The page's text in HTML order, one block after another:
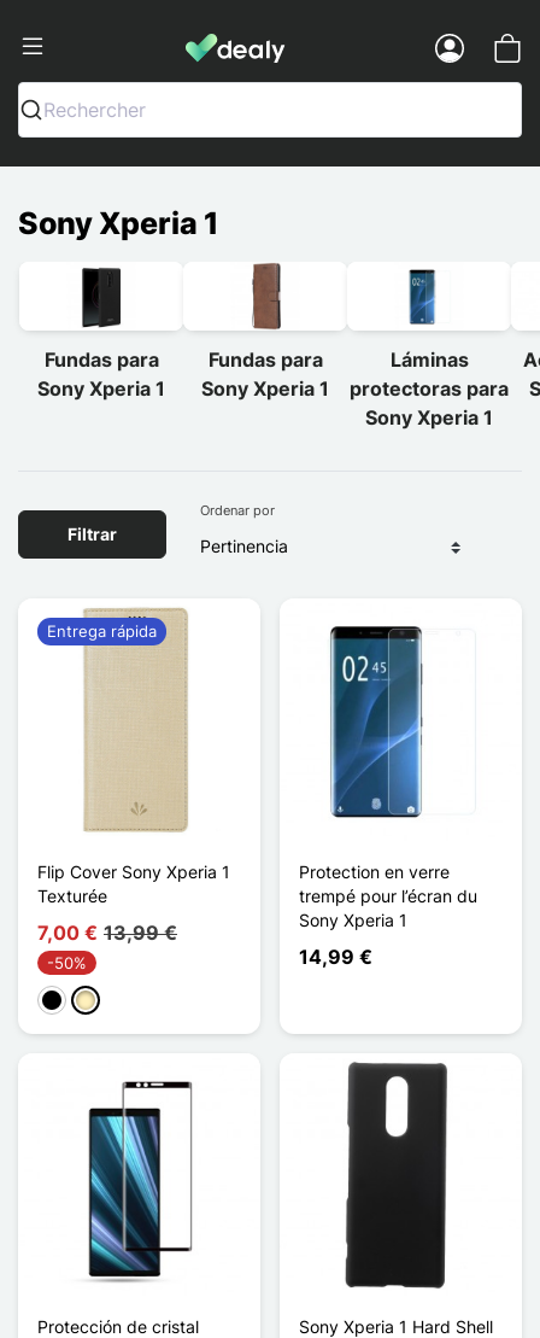
Dealy - Fundas y accesorios para
Rechercher
Sony Xperia 1
Fundas para
Sony Xperia 1
Fundas para
Sony Xperia 1
Láminas
protectoras para
Sony Xperia 1
Filtrar
Ordenar por
Flip Cover Sony Xperia 1
Texturée
7,00 € 13,99 €
-50%
Negro
Oro
Entrega rápida
Protection en verre
trempé pour l’écran du
Sony Xperia 1
14,99 €
Protección de cristal
Sony Xperia 1 Hard Shell